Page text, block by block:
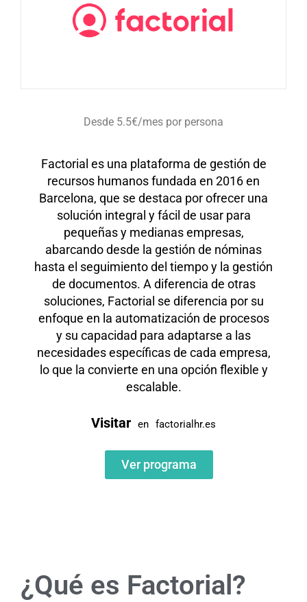
Desde 5.5€/mes por persona
Factorial es una plataforma de gestión de
recursos humanos fundada en 2016 en
Barcelona, que se destaca por ofrecer una
solución integral y fácil de usar para
pequeñas y medianas empresas,
abarcando desde la gestión de nóminas
hasta el seguimiento del tiempo y la gestión
de documentos. A diferencia de otras
soluciones, Factorial se diferencia por su
enfoque en la automatización de procesos
y su capacidad para adaptarse a las
necesidades específicas de cada empresa,
lo que la convierte en una opción flexible y
escalable.
Visitar en factorialhr.es
Ver programa
¿Qué es Factorial?